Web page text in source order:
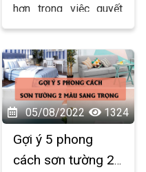
hơn trong việc quyết
05/08/2022 1324
Gợi ý 5 phong
cách sơn tường 2